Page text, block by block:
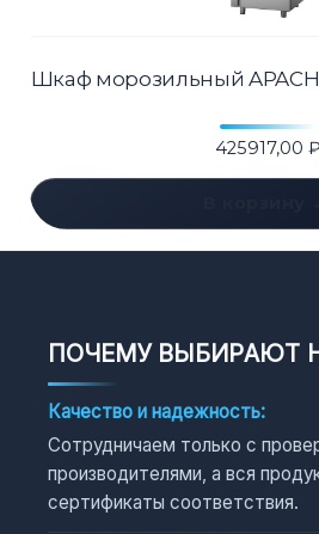
Шкаф морозильный APACH
425917,00 ₽
ПОЧЕМУ ВЫБИРАЮТ
Качество и надежность:
Сотрудничаем только с
производителями, а вся
сертификаты соответствия.